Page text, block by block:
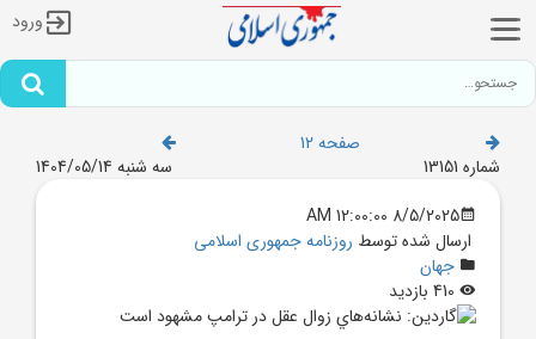
ورود
صفحه 12
شماره 13151
سه شنبه 1404/05/14
8/5/2025 12:00:00 AM
ارسال شده توسط روزنامه جمهوری اسلامی
جهان